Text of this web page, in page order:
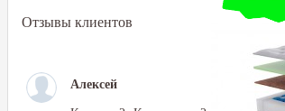
Отзывы клиентов
Алексей